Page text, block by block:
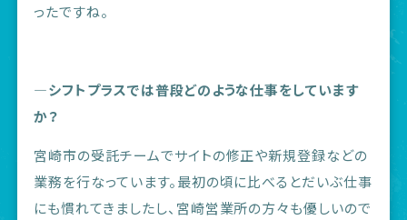
ったですね。
―シフトプラスでは普段どのような仕事をしています
か？
宮崎市の受託チームでサイトの修正や新規登録などの
業務を行なっています。最初の頃に比べるとだいぶ仕事
にも慣れてきましたし、宮崎営業所の方々も優しいので